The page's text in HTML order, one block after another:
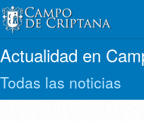
Actualidad en
Todas las noticias